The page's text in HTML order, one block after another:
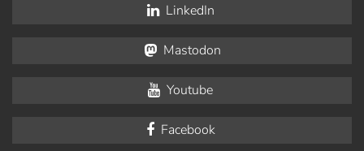
LinkedIn
Mastodon
Youtube
Facebook